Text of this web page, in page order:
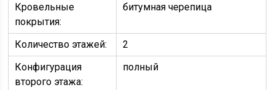
Кровельные
покрытия:
битумная черепица
Количество этажей:
2
Конфигурация
второго этажа:
полный